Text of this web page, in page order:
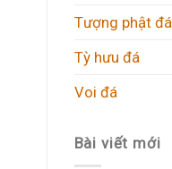
Tượng phật đá
Tỳ hưu đá
Voi đá
Bài viết mới